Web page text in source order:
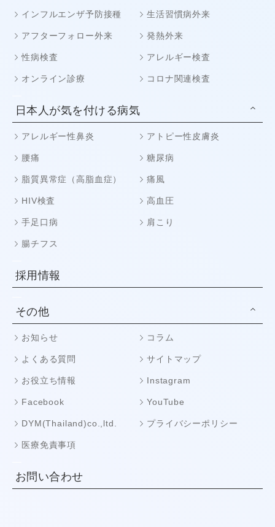
インフルエンザ予防接種 生活習慣病外来
アフターフォロー外来 発熱外来
性病検査 アレルギー検査
オンライン診療 コロナ関連検査
日本人が気を付ける病気
アレルギー性鼻炎 アトピー性皮膚炎
腰痛 糖尿病
脂質異常症（高脂血症） 痛風
HIV検査 高血圧
手足口病 肩こり
腸チフス
採用情報
その他
お知らせ コラム
よくある質問 サイトマップ
お役立ち情報 Instagram
Facebook YouTube
DYM(Thailand)co.,ltd. プライバシーポリシー
医療免責事項
お問い合わせ